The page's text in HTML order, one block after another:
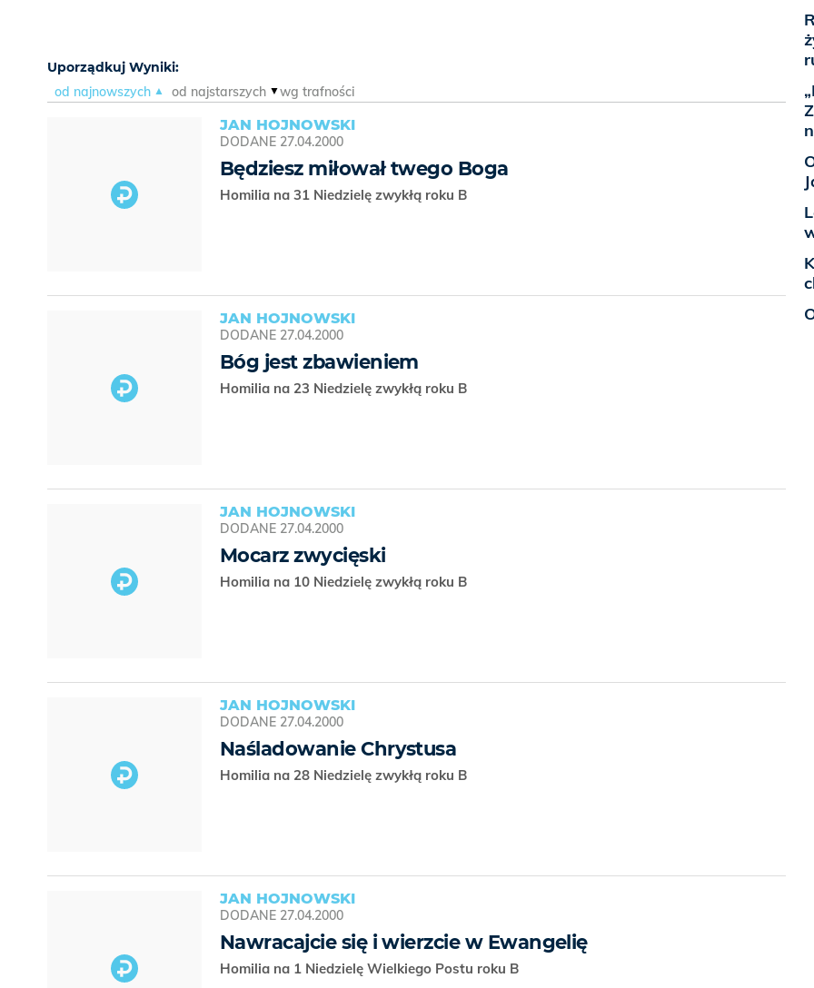
Uporządkuj Wyniki:
od najnowszych
od najstarszych wg trafności
JAN HOJNOWSKI
DODANE 27.04.2000
Będziesz miłował twego Boga
Homilia na 31 Niedzielę zwykłą roku B
JAN HOJNOWSKI
DODANE 27.04.2000
Bóg jest zbawieniem
Homilia na 23 Niedzielę zwykłą roku B
JAN HOJNOWSKI
DODANE 27.04.2000
Mocarz zwycięski
Homilia na 10 Niedzielę zwykłą roku B
JAN HOJNOWSKI
DODANE 27.04.2000
Naśladowanie Chrystusa
Homilia na 28 Niedzielę zwykłą roku B
JAN HOJNOWSKI
DODANE 27.04.2000
Nawracajcie się i wierzcie w Ewangelię
Homilia na 1 Niedzielę Wielkiego Postu roku B